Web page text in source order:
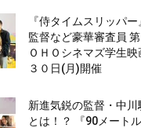
『侍タイムスリッパー
監督など豪華審査員
ＯＨＯシネマズ学生映
３０日(月)開催
新進気鋭の監督・中川
とは！？ 『90メート